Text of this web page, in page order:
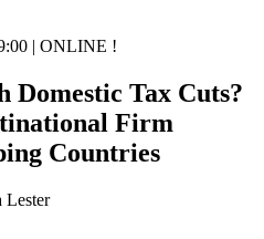
| ONLINE !
Domestic Tax Cuts?
Firm
Countries
Lester